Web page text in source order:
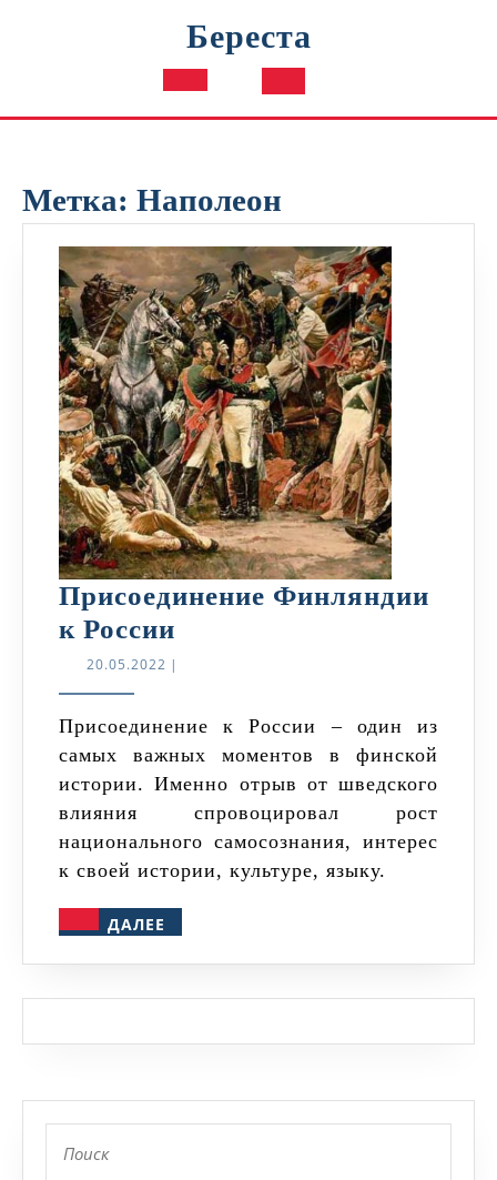
Береста
Кнопка
Метка: Наполеон
Присоединение Финляндии
к России
России
20.05.2022 20.05.2022
|
Присоединение к России – один из
самых важных моментов в финской
истории. Именно отрыв от шведского
влияния спровоцировал рост
национального самосознания, интерес
к своей истории, культуре, языку.
ДАЛЕЕ